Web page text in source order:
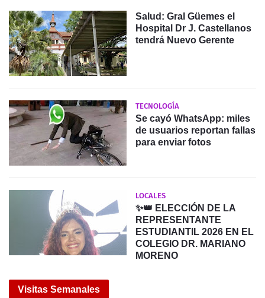
Salud: Gral Güemes el
Hospital Dr J. Castellanos
tendrá Nuevo Gerente
TECNOLOGÍA
Se cayó WhatsApp: miles
de usuarios reportan fallas
para enviar fotos
LOCALES
✨👑 ELECCIÓN DE LA
REPRESENTANTE
ESTUDIANTIL 2026 EN EL
COLEGIO DR. MARIANO
MORENO
Visitas Semanales